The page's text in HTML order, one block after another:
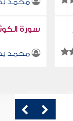
محمد
سورة
محمد